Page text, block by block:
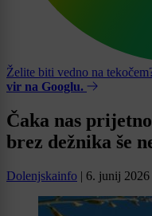
Želite biti vedno na
vir na Googlu.
Čaka nas
brez dežnika še
Dolenjskainfo | 6. junij 2026